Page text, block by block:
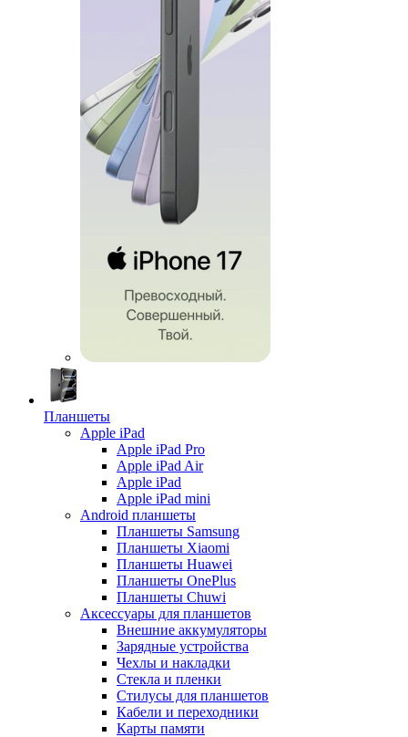
Планшеты
Apple iPad
Apple iPad Pro
Apple iPad Air
Apple iPad
Apple iPad mini
Android планшеты
Планшеты Samsung
Планшеты Xiaomi
Планшеты Huawei
Планшеты OnePlus
Планшеты Chuwi
Аксессуары для планшетов
Внешние аккумуляторы
Зарядные устройства
Чехлы и накладки
Стекла и пленки
Стилусы для планшетов
Кабели и переходники
Карты памяти